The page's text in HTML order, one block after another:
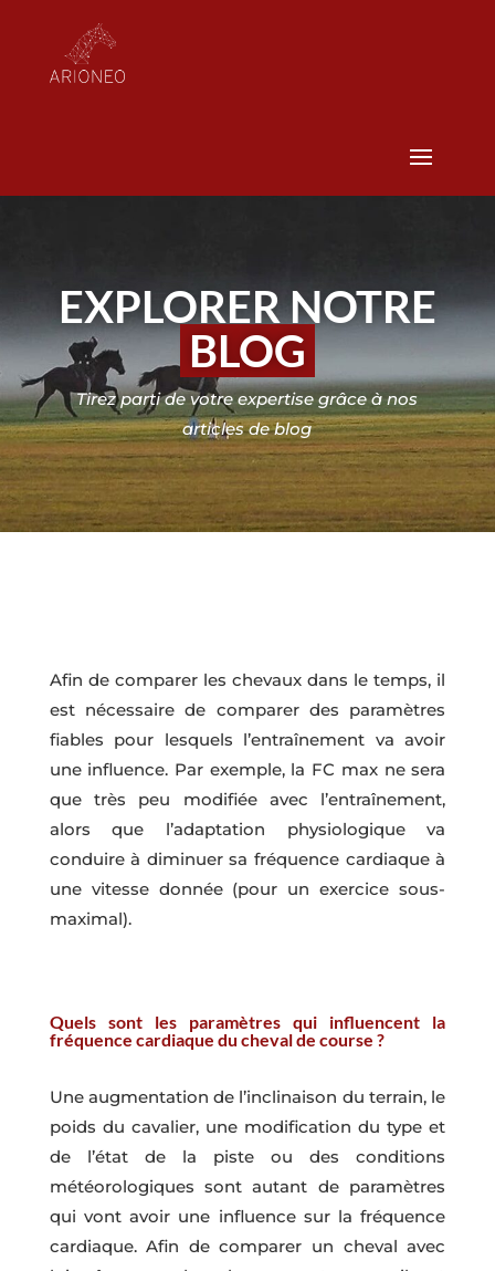
EXPLORER NOTRE
BLOG
Tirez parti de votre expertise grâce à nos
articles de blog
Afin de comparer les chevaux dans le temps, il
est nécessaire de comparer des paramètres
fiables pour lesquels l’entraînement va avoir
une influence. Par exemple, la FC max ne sera
que très peu modifiée avec l’entraînement,
alors que l’adaptation physiologique va
conduire à diminuer sa fréquence cardiaque à
une vitesse donnée (pour un exercice sous-
maximal).
Quels sont les paramètres qui influencent la
fréquence cardiaque du cheval de course ?
Une augmentation de l’inclinaison du terrain, le
poids du cavalier, une modification du type et
de l’état de la piste ou des conditions
météorologiques sont autant de paramètres
qui vont avoir une influence sur la fréquence
cardiaque. Afin de comparer un cheval avec